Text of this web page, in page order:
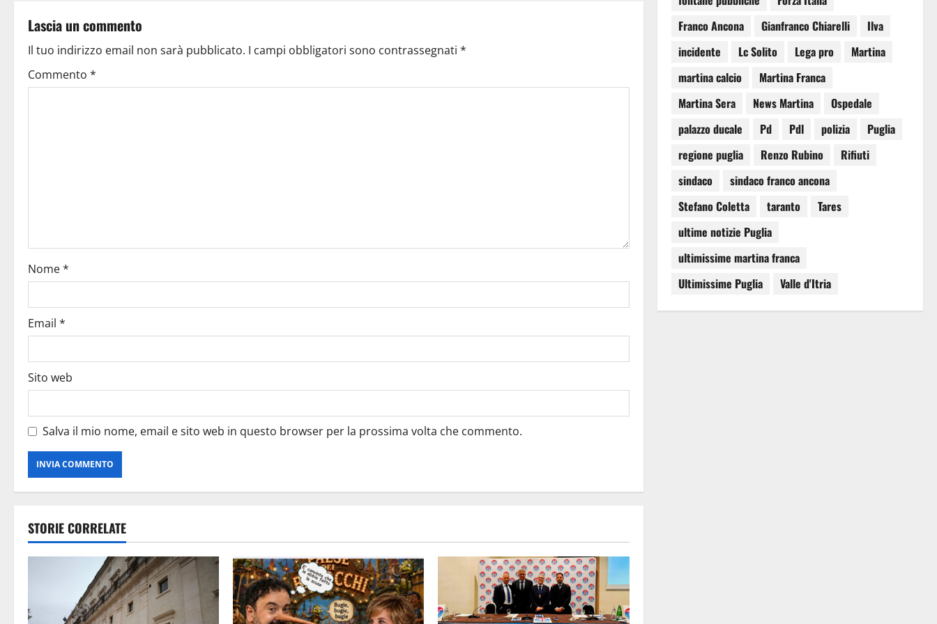
Lascia un commento
Il tuo indirizzo email non sarà pubblicato. I campi obbligatori sono contrassegnati *
Commento *
Nome*
Email *
Sito web
Salva il mio nome, email e sito web in questo browser per la prossima volta che commento.
STORIE CORRELATE
Franco Ancona
Gianfranco Chiarelli
Ilva
incidente
Lc Solito Lega pro
Martina
martina calcio
Martina Franca
Martina Sera
News Martina
Ospedale
palazzo ducale
Pd Pdl polizia
Puglia
regione puglia
Renzo Rubino
Rifiuti
sindaco
sindaco franco ancona
Stefano Coletta
taranto
Tares
ultime notizie Puglia
ultimissime martina franca
Ultimissime Puglia
Valle d'Itria